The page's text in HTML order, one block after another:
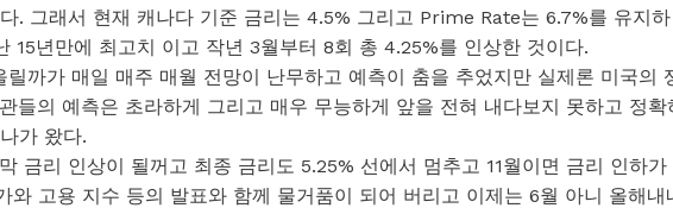
. 그래서 현재 캐나다 기준 금리는 4.5% 그리고 Prime Rate는 6.7%를 유지하
15년만에 최고치 이고 작년 3월부터 8회 총 4.25%를 인상한 것이다.
까가 매일 매주 매월 전망이 난무하고 예측이 춤을 추었지만 실제론 미국의
들의 예측은 초라하게 그리고 매우 무능하게 앞을 전혀 내다보지 못하고 정확
가 왔다.
금리 인상이 될꺼고 최종 금리도 5.25% 선에서 멈추고 11월이면 금리 인하가
와 고용 지수 등의 발표와 함께 물거품이 되어 버리고 이제는 6월 아니 올해내